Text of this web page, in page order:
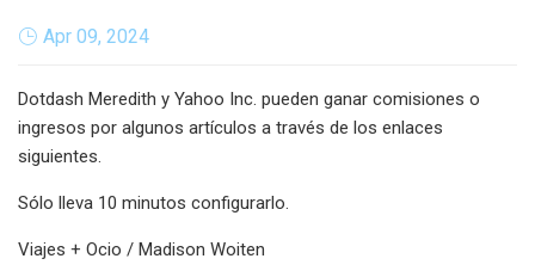
Apr 09, 2024
Dotdash Meredith y Yahoo Inc. pueden ganar comisiones o
ingresos por algunos artículos a través de los enlaces
siguientes.
Sólo lleva 10 minutos configurarlo.
Viajes + Ocio / Madison Woiten